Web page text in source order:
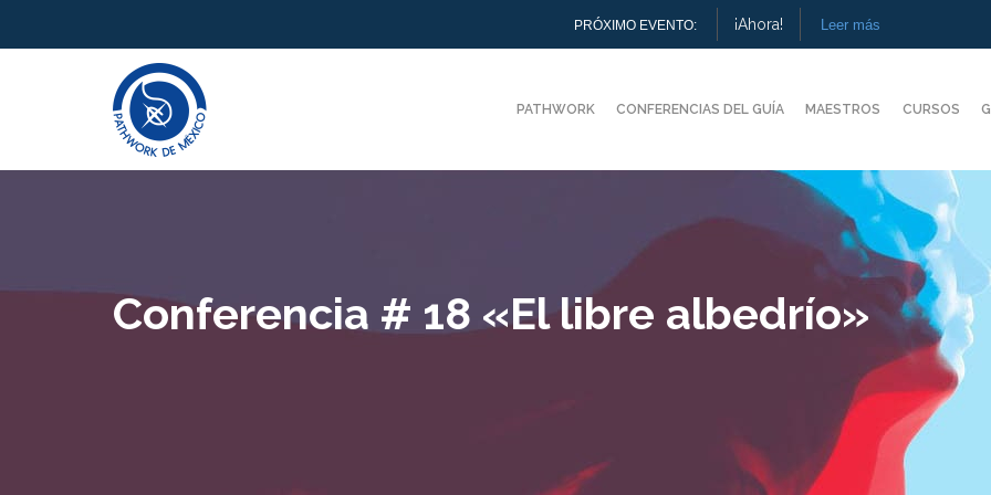
PRÓXIMO EVENTO: ¡Ahora! Leer más
PATHWORK CONFERENCIAS DEL GUÍA MAESTROS CURSOS
Conferencia # 18 «El libre albedrío»